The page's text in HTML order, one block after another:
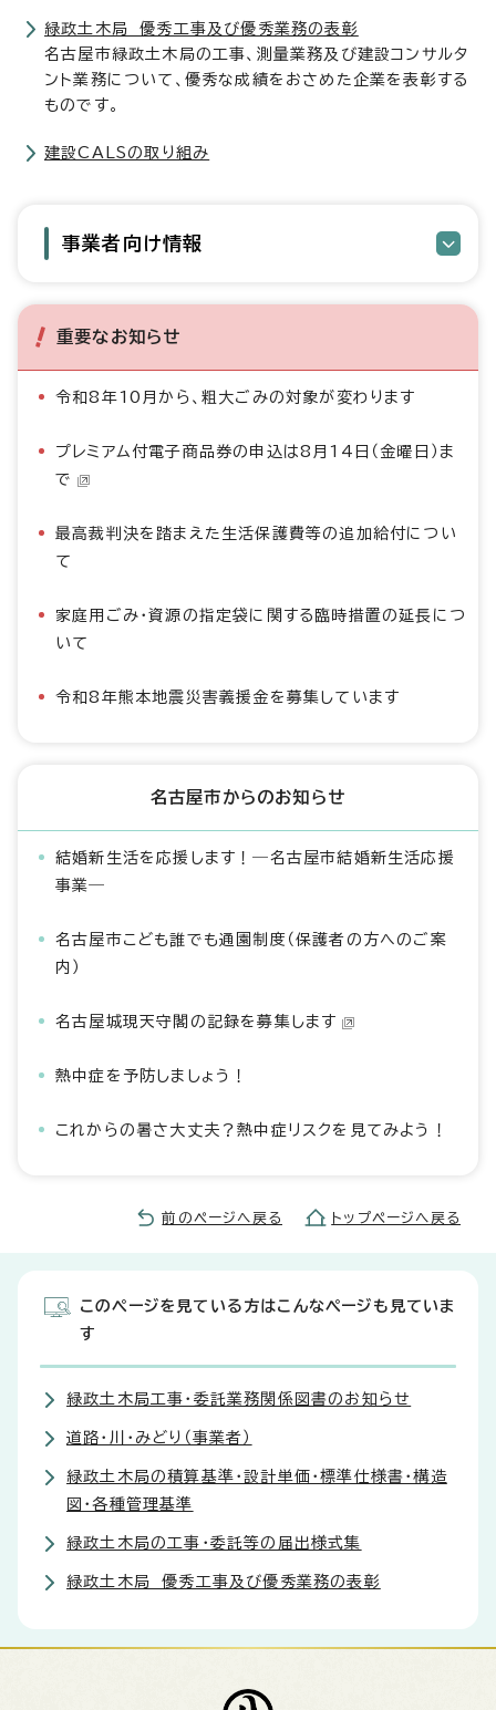
緑政土木局 優秀工事及び優秀業務の表彰
名古屋市緑政土木局の工事、測量業務及び建設コンサルタ
ント業務について、優秀な成績をおさめた企業を表彰する
ものです。
建設CALSの取り組み
事業者向け情報
重要なお知らせ
令和8年10月から、粗大ごみの対象が変わります
プレミアム付電子商品券の申込は8月14日（金曜日）ま
で
最高裁判決を踏まえた生活保護費等の追加給付につい
て
家庭用ごみ・資源の指定袋に関する臨時措置の延長につ
いて
令和8年熊本地震災害義援金を募集しています
名古屋市からのお知らせ
結婚新生活を応援します！―名古屋市結婚新生活応援
事業―
名古屋市こども誰でも通園制度（保護者の方へのご案
内）
名古屋城現天守閣の記録を募集します
熱中症を予防しましょう！
これからの暑さ大丈夫？熱中症リスクを見てみよう！
前のページへ戻る トップページへ戻る
このページを見ている方はこんなページも見ていま
す
緑政土木局工事・委託業務関係図書のお知らせ
道路・川・みどり（事業者）
緑政土木局の積算基準・設計単価・標準仕様書・構造
図・各種管理基準
緑政土木局の工事・委託等の届出様式集
緑政土木局 優秀工事及び優秀業務の表彰